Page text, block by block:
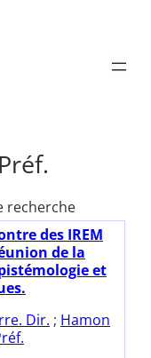
recherche
des IREM
de la
et
Dir. ; Hamon